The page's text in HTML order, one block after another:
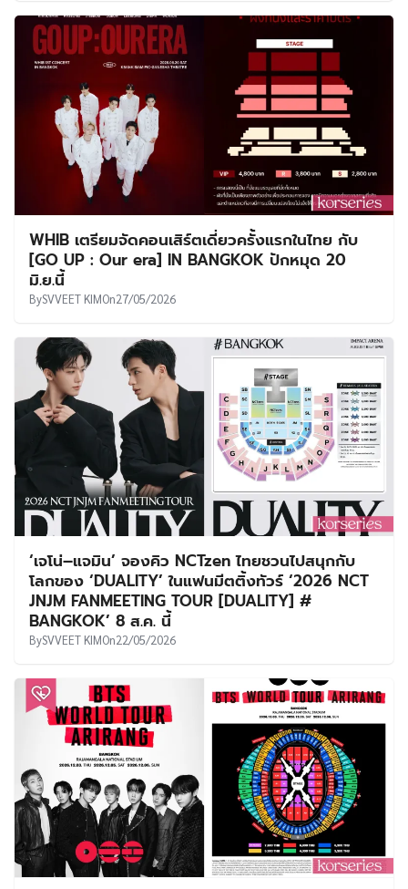
WHIB เตรียมจัดคอนเสิร์ตเดี่ยวครั้งแรกในไทย กับ
[GO UP : Our era] IN BANGKOK ปักหมุด 20
มิ.ย.นี้
BySVVEET KIMOn27/05/2026
‘เจโน่–แจมิน’ จองคิว NCTzen ไทยชวนไปสนุกกับ
โลกของ ‘DUALITY’ ในแฟนมีตติ้งทัวร์ ‘2026 NCT
JNJM FANMEETING TOUR [DUALITY] #
BANGKOK’ 8 ส.ค. นี้
BySVVEET KIMOn22/05/2026